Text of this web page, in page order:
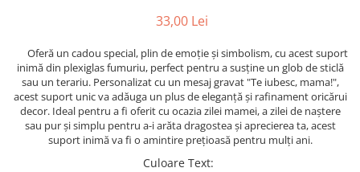
Mape si Tuburi port desen
Sevalete
Sevalete teren
Accesorii pictura
Cutite pictura
Creioane cerate
Creioane colorate
Creioane colorate acuarelabile
Foarfece/Cuttere si Produse de
Folii protectie , mape, dosare
33,00 Lei
Oferă un cadou special, plin de emoție și simbolism, cu acest suport
inimă din plexiglas fumuriu, perfect pentru a susține un glob de sticlă
sau un terariu. Personalizat cu un mesaj gravat "Te iubesc, mama!",
acest suport unic va adăuga un plus de eleganță și rafinament oricărui
decor. Ideal pentru a fi oferit cu ocazia zilei mamei, a zilei de naștere
sau pur și simplu pentru a-i arăta dragostea și aprecierea ta, acest
suport inimă va fi o amintire prețioasă pentru mulți ani.
Culoare Text: